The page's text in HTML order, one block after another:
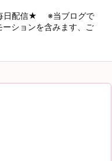
サイド


日配信★ ※当ブログで
ションを含みます、ご